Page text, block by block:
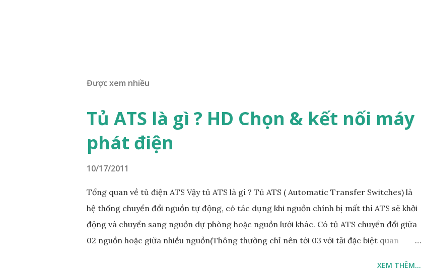
Được xem nhiều
Tủ ATS là gì ? HD Chọn & kết nối máy
phát điện
10/17/2011
Tổng quan về tủ điện ATS Vậy tủ ATS là gì ? Tủ ATS ( Automatic Transfer Switches) là
hệ thống chuyển đổi nguồn tự động, có tác dụng khi nguồn chính bị mất thì ATS sẽ khởi
động và chuyển sang nguồn dự phòng hoặc nguồn lưới khác. Có tủ ATS chuyển đổi giữa
02 nguồn hoặc giữa nhiều nguồn(Thông thường chỉ nên tới 03 với tải đặc biệt quan
XEM THÊM...